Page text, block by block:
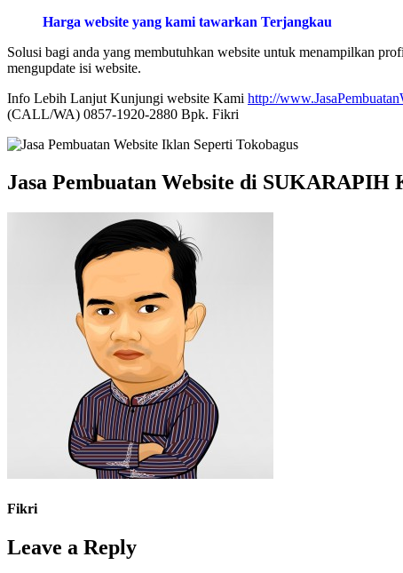
Harga website yang kami tawarkan Terjangkau
Solusi bagi anda yang membutuhkan website untuk menampilkan
mengupdate isi website.
Info Lebih Lanjut Kunjungi website Kami http://
(CALL/WA) 0857-1920-2880 Bpk. Fikri
Jasa Pembuatan Website di SUKARAPIH
Fikri
Leave a Reply